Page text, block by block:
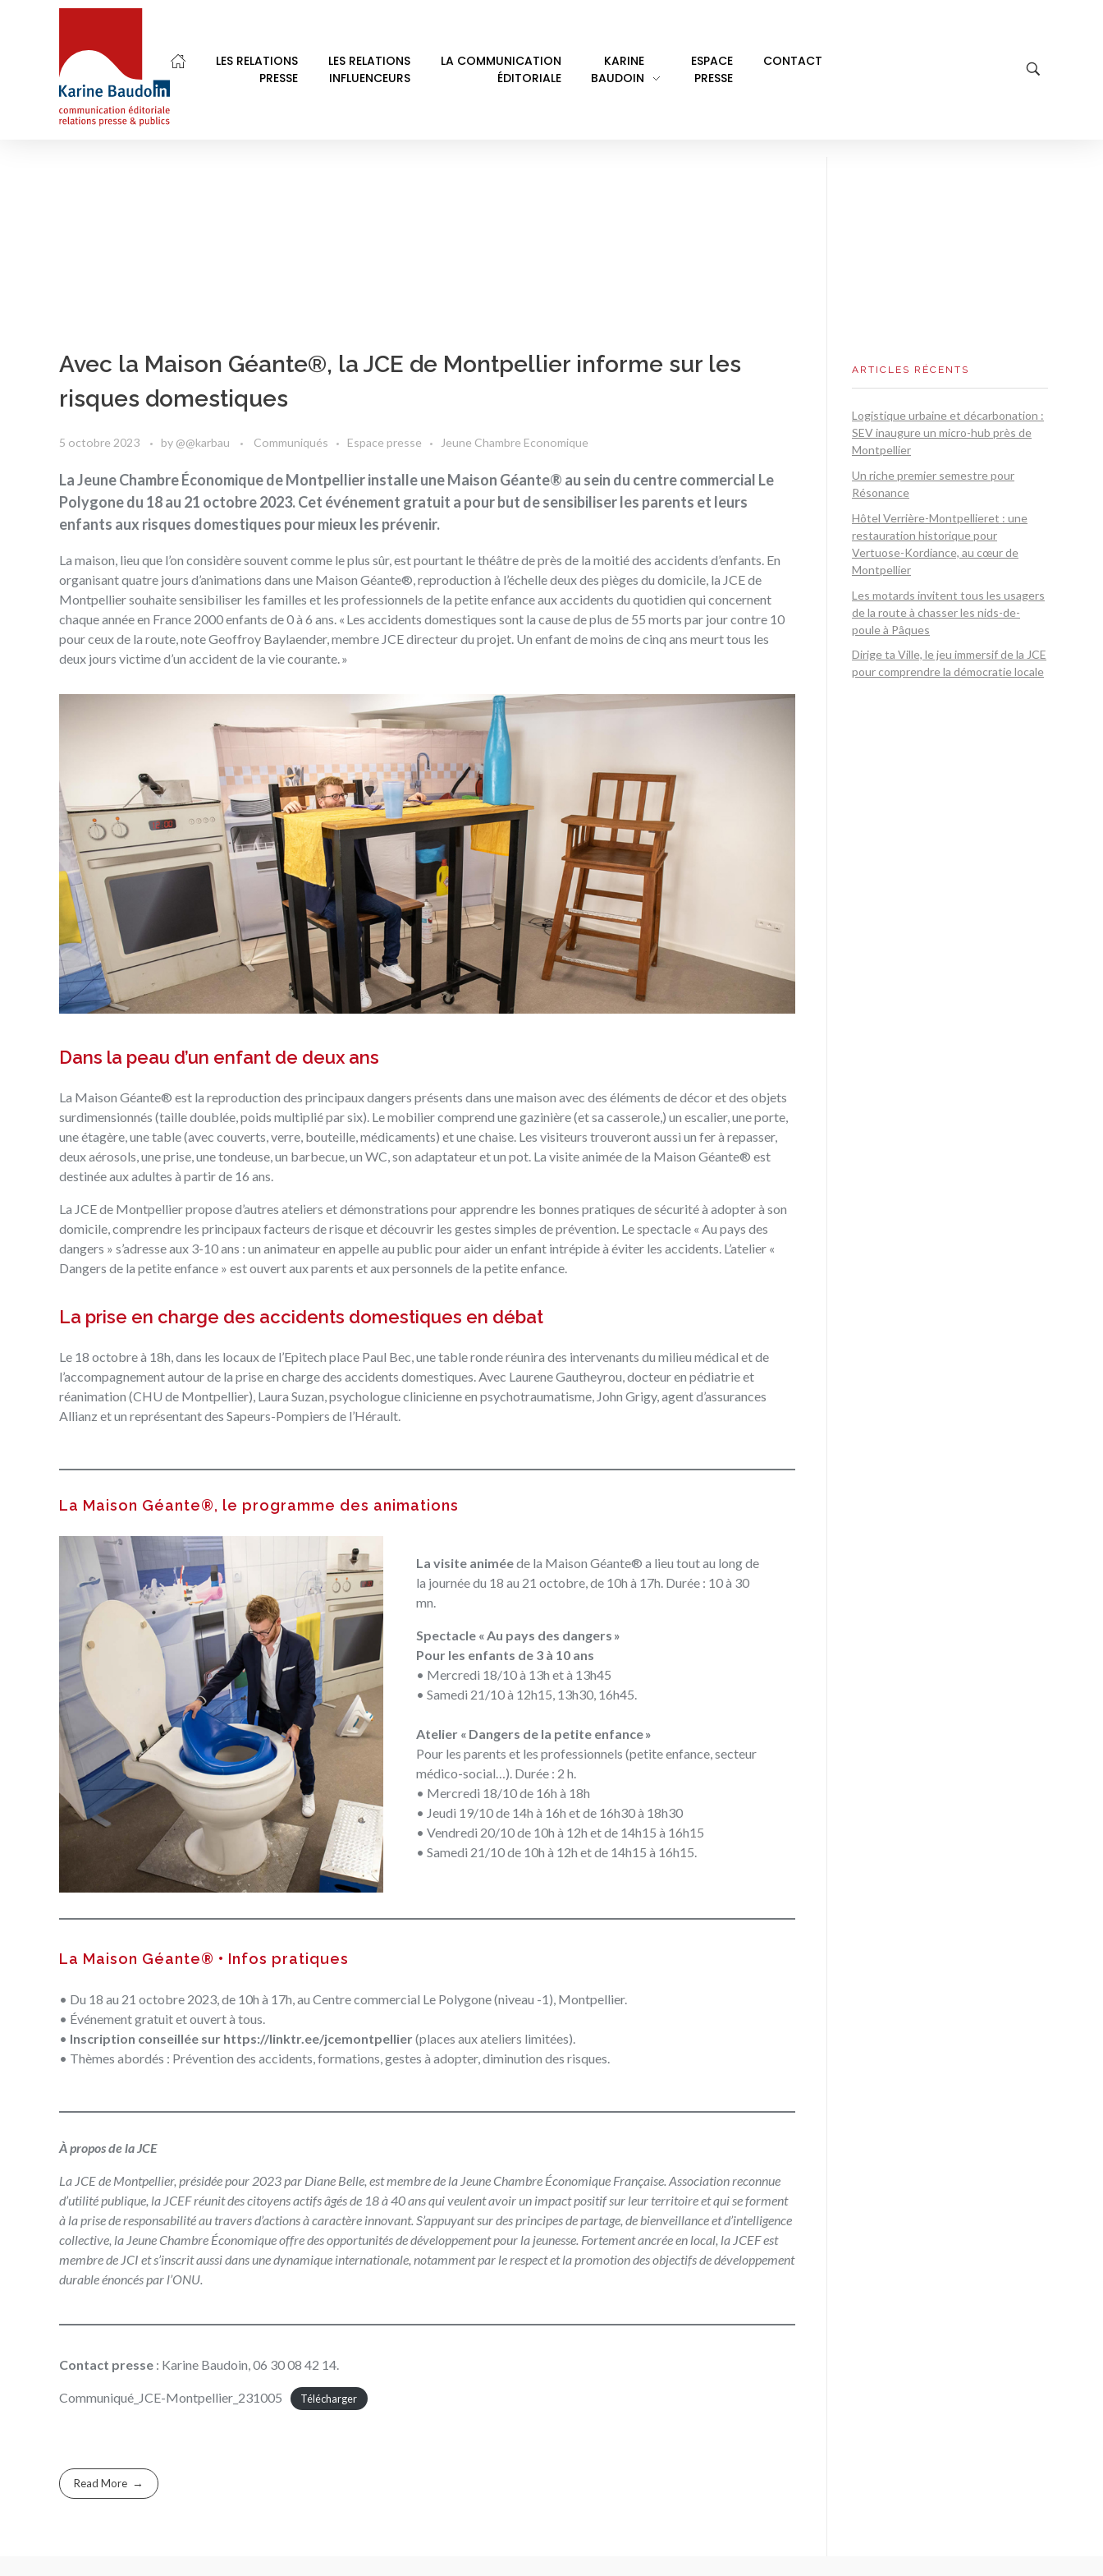
LES RELATIONS
PRESSE
LES RELATIONS
INFLUENCEURS
LA COMMUNICATION
ÉDITORIALE
KARINE
BAUDOIN
ESPACE
PRESSE
CONTACT
Home
POSTS TAGGED: POLYGONE
Avec la Maison Géante®, la JCE de Montpellier informe sur les
risques domestiques
5 octobre 2023 by @@karbau Communiqués Espace presse Jeune Chambre Economique
La Jeune Chambre Économique de Montpellier installe une Maison Géante® au sein du centre commercial Le
Polygone du 18 au 21 octobre 2023. Cet événement gratuit a pour but de sensibiliser les parents et leurs
enfants aux risques domestiques pour mieux les prévenir.
La maison, lieu que l’on considère souvent comme le plus sûr, est pourtant le théâtre de près de la moitié des accidents d’enfants. En
organisant quatre jours d’animations dans une Maison Géante®, reproduction à l’échelle deux des pièges du domicile, la JCE de
Montpellier souhaite sensibiliser les familles et les professionnels de la petite enfance aux accidents du quotidien qui concernent
chaque année en France 2000 enfants de 0 à 6 ans. « Les accidents domestiques sont la cause de plus de 55 morts par jour contre 10
pour ceux de la route, note Geoffroy Baylaender, membre JCE directeur du projet. Un enfant de moins de cinq ans meurt tous les
deux jours victime d’un accident de la vie courante. »
Dans la peau d’un enfant de deux ans
La Maison Géante® est la reproduction des principaux dangers présents dans une maison avec des éléments de décor et des objets
surdimensionnés (taille doublée, poids multiplié par six). Le mobilier comprend une gazinière (et sa casserole,) un escalier, une porte,
une étagère, une table (avec couverts, verre, bouteille, médicaments) et une chaise. Les visiteurs trouveront aussi un fer à repasser,
deux aérosols, une prise, une tondeuse, un barbecue, un WC, son adaptateur et un pot. La visite animée de la Maison Géante® est
destinée aux adultes à partir de 16 ans.
La JCE de Montpellier propose d’autres ateliers et démonstrations pour apprendre les bonnes pratiques de sécurité à adopter à son
domicile, comprendre les principaux facteurs de risque et découvrir les gestes simples de prévention. Le spectacle « Au pays des
dangers » s’adresse aux 3-10 ans : un animateur en appelle au public pour aider un enfant intrépide à éviter les accidents. L’atelier «
Dangers de la petite enfance » est ouvert aux parents et aux personnels de la petite enfance.
La prise en charge des accidents domestiques en débat
Le 18 octobre à 18h, dans les locaux de l’Epitech place Paul Bec, une table ronde réunira des intervenants du milieu médical et de
l’accompagnement autour de la prise en charge des accidents domestiques. Avec Laurene Gautheyrou, docteur en pédiatrie et
réanimation (CHU de Montpellier), Laura Suzan, psychologue clinicienne en psychotraumatisme, John Grigy, agent d’assurances
Allianz et un représentant des Sapeurs-Pompiers de l’Hérault.
La Maison Géante®, le programme des animations
La visite animéede la Maison Géante® a lieu tout au long de
la journée du 18 au 21 octobre, de 10h à 17h. Durée : 10 à 30
mn.
Spectacle « Au pays des dangers »
Pour les enfants de 3 à 10 ans
• Mercredi 18/10 à 13h et à 13h45
• Samedi 21/10 à 12h15, 13h30, 16h45.
Atelier « Dangers de la petite enfance »
Pour les parents et les professionnels (petite enfance, secteur
médico-social…). Durée : 2 h.
• Mercredi 18/10 de 16h à 18h
• Jeudi 19/10 de 14h à 16h et de 16h30 à 18h30
• Vendredi 20/10 de 10h à 12h et de 14h15 à 16h15
• Samedi 21/10 de 10h à 12h et de 14h15 à 16h15.
La Maison Géante® • Infos pratiques
• Du 18 au 21 octobre 2023, de 10h à 17h, au Centre commercial Le Polygone (niveau -1), Montpellier.
• Événement gratuit et ouvert à tous.
• Inscription conseillée sur https://linktr.ee/jcemontpellier(places aux ateliers limitées).
• Thèmes abordés : Prévention des accidents, formations, gestes à adopter, diminution des risques.
À propos de la JCE
La JCE de Montpellier, présidée pour 2023 par Diane Belle, est membre de la Jeune Chambre Économique Française. Association reconnue
d’utilité publique, la JCEF réunit des citoyens actifs âgés de 18 à 40 ans qui veulent avoir un impact positif sur leur territoire et qui se forment
à la prise de responsabilité au travers d’actions à caractère innovant. S’appuyant sur des principes de partage, de bienveillance et d’intelligence
collective, la Jeune Chambre Économique offre des opportunités de développement pour la jeunesse. Fortement ancrée en local, la JCEF est
membre de JCI et s’inscrit aussi dans une dynamique internationale, notamment par le respect et la promotion des objectifs de développement
durable énoncés par l’ONU.
Contact presse : Karine Baudoin, 06 30 08 42 14.
Communiqué_JCE-Montpellier_231005 Télécharger
Read More
ARTICLES RÉCENTS
Logistique urbaine et décarbonation :
SEV inaugure un micro-hub près de
Montpellier
Un riche premier semestre pour
Résonance
Hôtel Verrière-Montpellieret : une
restauration historique pour
Vertuose-Kordiance, au cœur de
Montpellier
Les motards invitent tous les usagers
de la route à chasser les nids-de-
poule à Pâques
Dirige ta Ville, le jeu immersif de la JCE
pour comprendre la démocratie locale